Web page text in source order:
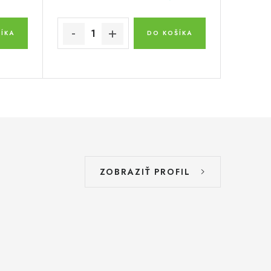
DO KOŠÍKA
ZOBRAZIŤ PROFIL